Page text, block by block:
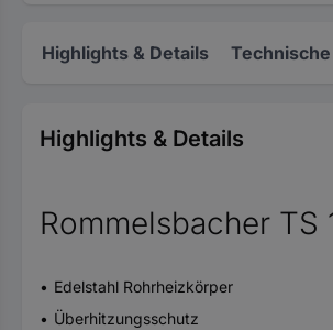
Highlights & Details
Highlights & Details
Rommelsbacher TS
Edelstahl Rohrheizkörper
Überhitzungsschutz